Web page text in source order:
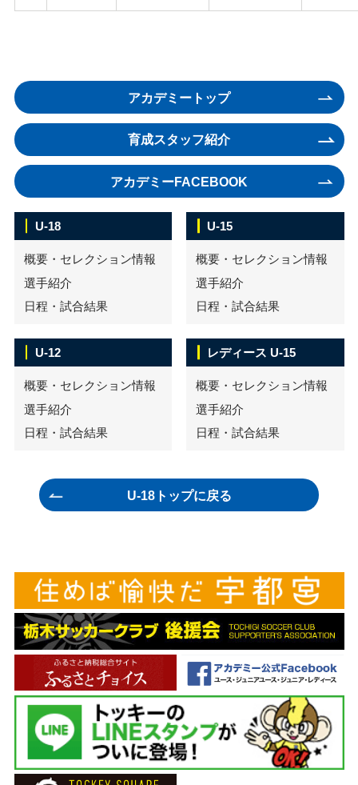
アカデミートップ
育成スタッフ紹介
アカデミーFACEBOOK
U-18
概要・セレクション情報
選手紹介
日程・試合結果
U-15
概要・セレクション情報
選手紹介
日程・試合結果
U-12
概要・セレクション情報
選手紹介
日程・試合結果
レディース U-15
概要・セレクション情報
選手紹介
日程・試合結果
U-18トップに戻る